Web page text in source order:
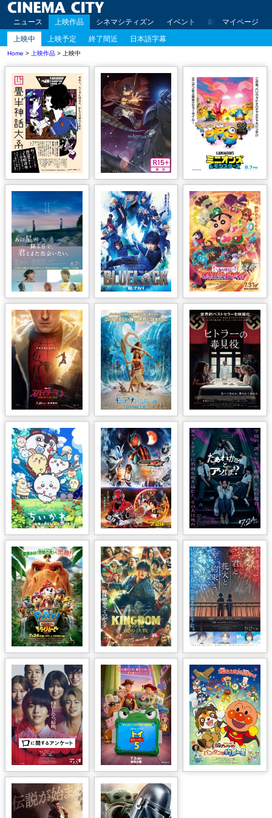
ニュース 上映作品 シネマシティズン イベント 劇場案内 アク
マイページ
上映中
上映予定 終了間近 日本語字幕
Home > 上映作品 > 上映中